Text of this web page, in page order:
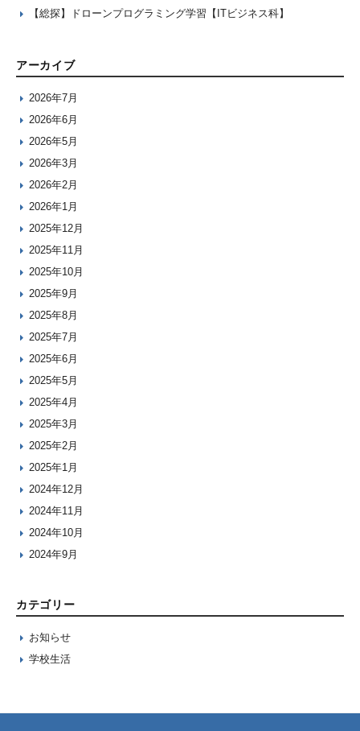
【総探】ドローンプログラミング学習【ITビジネス科】
アーカイブ
2026年7月
2026年6月
2026年5月
2026年3月
2026年2月
2026年1月
2025年12月
2025年11月
2025年10月
2025年9月
2025年8月
2025年7月
2025年6月
2025年5月
2025年4月
2025年3月
2025年2月
2025年1月
2024年12月
2024年11月
2024年10月
2024年9月
カテゴリー
お知らせ
学校生活